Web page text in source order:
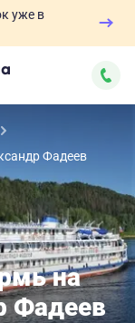
уже в
Фадеев
на
Фадеев